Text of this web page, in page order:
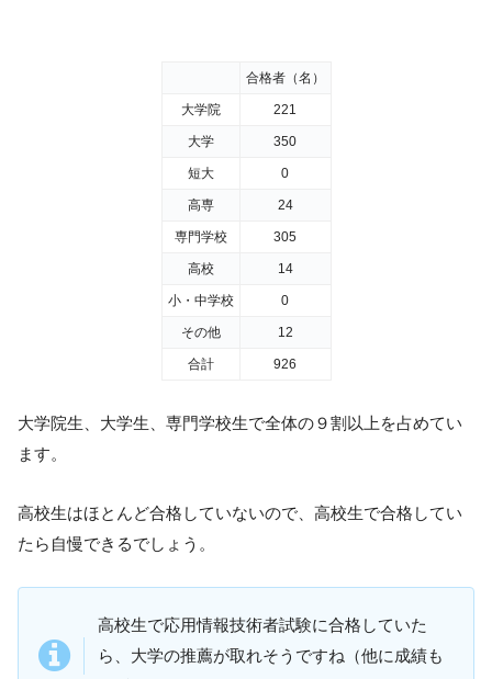
合格者（名）
大学院 221
大学 350
短大 0
高専 24
専門学校 305
高校 14
小・中学校 0
その他 12
合計 926
大学院生、大学生、専門学校生で全体の９割以上を占めてい
ます。
高校生はほとんど合格していないので、高校生で合格してい
たら自慢できるでしょう。
高校生で応用情報技術者試験に合格していた
ら、大学の推薦が取れそうですね（他に成績も